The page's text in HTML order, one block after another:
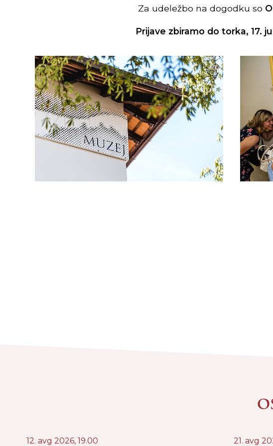
Za udeležbo na dogodku so
Prijave zbiramo do torka, 17.
12. avg 2026, 19.00 21. avg